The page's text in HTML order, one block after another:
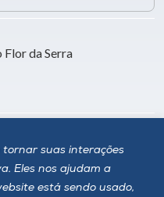
tornar suas interações
Eles nos ajudam a
está sendo usado,
Flor da Serra